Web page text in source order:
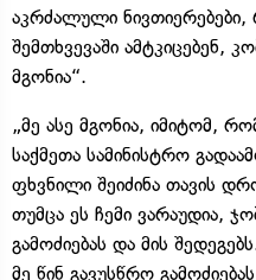
აკრძალული ნივთიერებები,
შემთხვევაში ამტკიცებენ,
მგონია“.
„მე ასე მგონია, იმიტომ,
საქმეთა სამინისტრო
ფხვნილი შეიძინა თავის
თუმცა ეს ჩემი ვარაუდია,
გამოძიებას და მის
მე წინ გავუსწრო